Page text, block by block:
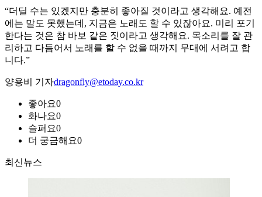
“더딜 수는 있겠지만 충분히 좋아질 것이라고 생각해요. 예전
에는 말도 못했는데, 지금은 노래도 할 수 있잖아요. 미리 포기
한다는 것은 참 바보 같은 짓이라고 생각해요. 목소리를 잘 관
리하고 다듬어서 노래를 할 수 없을 때까지 무대에 서려고 합
니다.”
양용비 기자dragonfly@etoday.co.kr
좋아요0
화나요0
슬퍼요0
더 궁금해요0
최신뉴스